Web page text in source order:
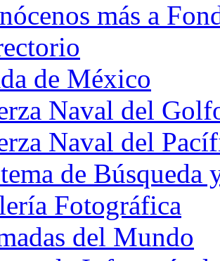
más a
de México
Naval del
Naval del
de Búsqueda
Fotográfica
del Mundo